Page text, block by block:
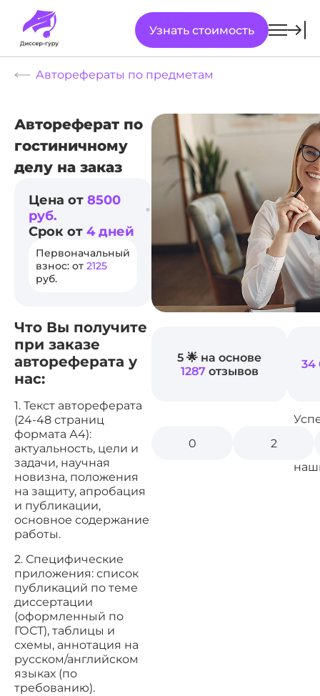
Узнать стоимость
Авторефераты по предметам
Автореферат по
гостиничному
делу на заказ
Цена от 8500
руб.
Срок от 4 дней
Первоначальный
взнос: от 2125
руб.
Что Вы получите
при заказе
автореферата у
нас:
1. Текст автореферата
(24-48 страниц
формата А4):
актуальность, цели и
задачи, научная
новизна, положения
на защиту, апробация
и публикации,
основное содержание
работы.
2. Специфические
приложения: список
публикаций по теме
диссертации
(оформленный по
ГОСТ), таблицы и
схемы, аннотация на
русском/английском
языках (по
требованию).
5 🌟 на основе
1287отзывов 34
2
0